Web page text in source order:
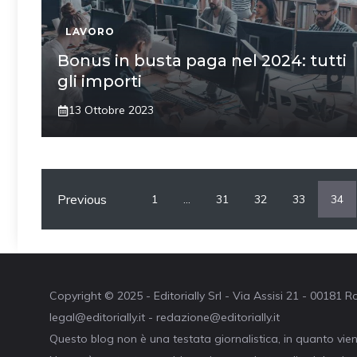
LAVORO
Bonus in busta paga nel 2024: tutti
gli importi
13 Ottobre 2023
Previous 1 … 31 32 33 34
Copyright © 2025 - Editorially Srl - Via Assisi 21 - 00181
legal@editorially.it - redazione@editorially.it
Questo blog non è una testata giornalistica, in quanto